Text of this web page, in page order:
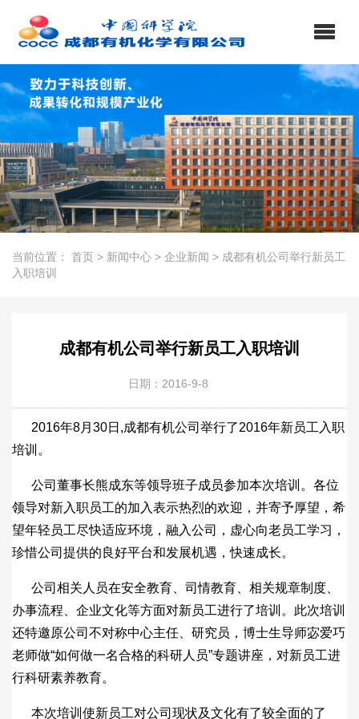
当前位置： 首页 > 新闻中心 > 企业新闻 > 成都有机公司举行新员工
入职培训
成都有机公司举行新员工入职培训
日期：2016-9-8
2016年8月30日,成都有机公司举行了2016年新员工入职
培训。
公司董事长熊成东等领导班子成员参加本次培训。各位
领导对新入职员工的加入表示热烈的欢迎，并寄予厚望，希
望年轻员工尽快适应环境，融入公司，虚心向老员工学习，
珍惜公司提供的良好平台和发展机遇，快速成长。
公司相关人员在安全教育、司情教育、相关规章制度、
办事流程、企业文化等方面对新员工进行了培训。此次培训
还特邀原公司不对称中心主任、研究员，博士生导师宓爱巧
老师做“如何做一名合格的科研人员”专题讲座，对新员工进
行科研素养教育。
本次培训使新员工对公司现状及文化有了较全面的了